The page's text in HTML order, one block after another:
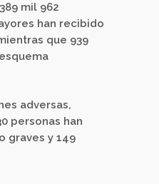
mil 962
han recibido
que 939
adversas,
personas han
graves y 149